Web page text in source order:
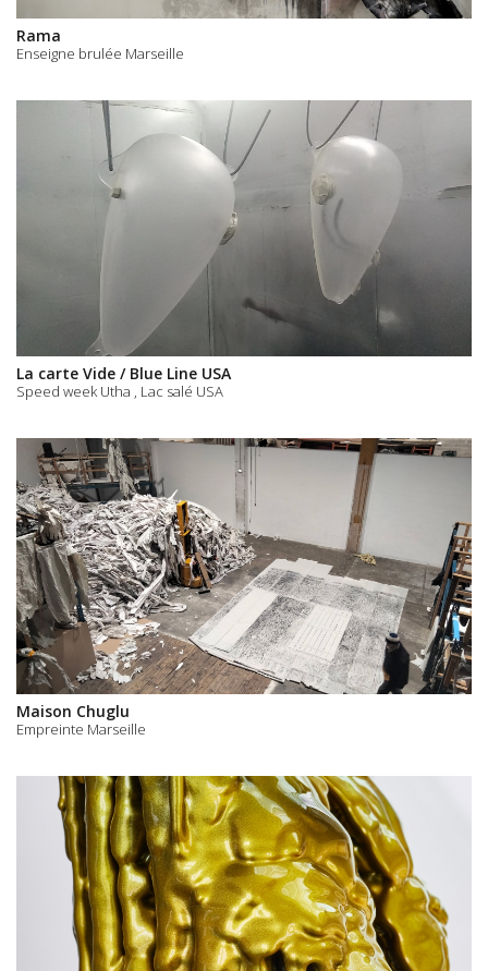
Rama
Enseigne brulée Marseille
La carte Vide / Blue Line USA
Speed week Utha , Lac salé USA
Maison Chuglu
Empreinte Marseille